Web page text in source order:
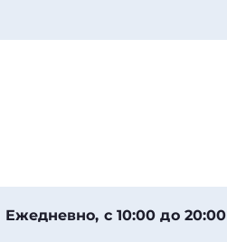
Ежедневно, с 10:00 до 20:00